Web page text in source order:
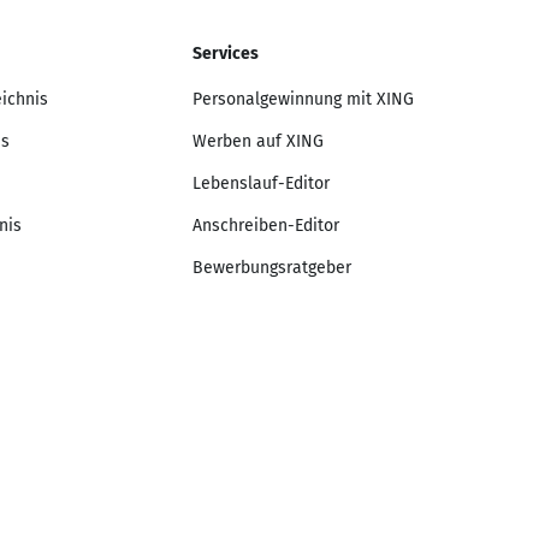
Services
Personalgewinnung mit XING
Werben auf XING
Lebenslauf-Editor
Anschreiben-Editor
Bewerbungsratgeber